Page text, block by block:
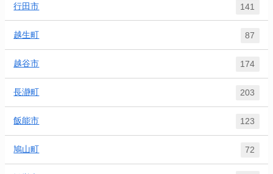
行田市 141
越生町 87
越谷市 174
長瀞町 203
飯能市 123
鳩山町 72